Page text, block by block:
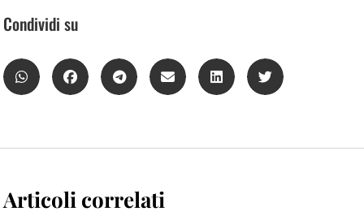
Condividi su
Articoli correlati